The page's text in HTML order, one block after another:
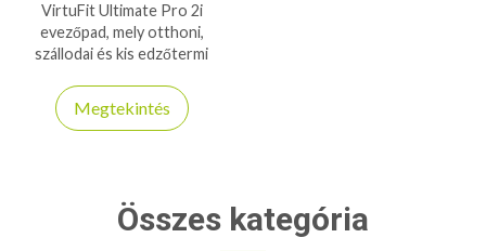
VirtuFit Ultimate Pro 2i
evezőpad, mely otthoni,
szállodai és kis edzőtermi
Kinomap app kombatibilis,
230kg teherbírás!
Megtekintés
Összes kategória